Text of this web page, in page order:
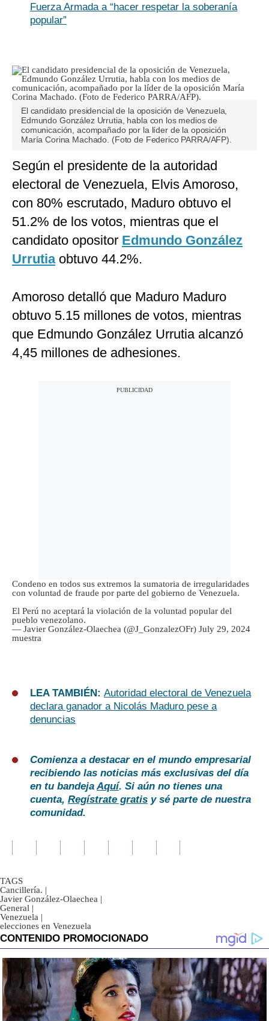
Fuerza Armada a “hacer respetar la soberanía
popular”
El candidato presidencial de la oposición de Venezuela,
Edmundo González Urrutia, habla con los medios de
comunicación, acompañado por la líder de la oposición
María Corina Machado. (Foto de Federico PARRA/AFP).
Según el presidente de la autoridad
electoral de Venezuela, Elvis Amoroso,
con 80% escrutado, Maduro obtuvo el
51.2% de los votos, mientras que el
candidato opositor Edmundo González
Urrutia obtuvo 44.2%.
Amoroso detalló que Maduro Maduro
obtuvo 5.15 millones de votos, mientras
que Edmundo González Urrutia alcanzó
4,45 millones de adhesiones.
Condeno en todos sus extremos la sumatoria de irregularidades
con voluntad de fraude por parte del gobierno de Venezuela.
El Perú no aceptará la violación de la voluntad popular del
pueblo venezolano.
— Javier González-Olaechea (@J_GonzalezOFr) July 29, 2024
muestra
LEA TAMBIÉN: Autoridad electoral de Venezuela
declara ganador a Nicolás Maduro pese a
denuncias
Comienza a destacar en el mundo empresarial
recibiendo las noticias más exclusivas del día
en tu bandejaAquí. Si aún no tienes una
cuenta, Regístrate gratis y sé parte de nuestra
comunidad.
TAGS
Cancillería. |
Javier González-Olaechea |
General |
Venezuela |
elecciones en Venezuela